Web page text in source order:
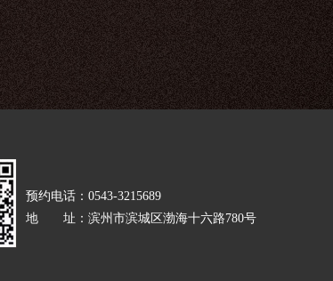
预约电话：0543-3215689
地 址：滨州市滨城区渤海十六路780号